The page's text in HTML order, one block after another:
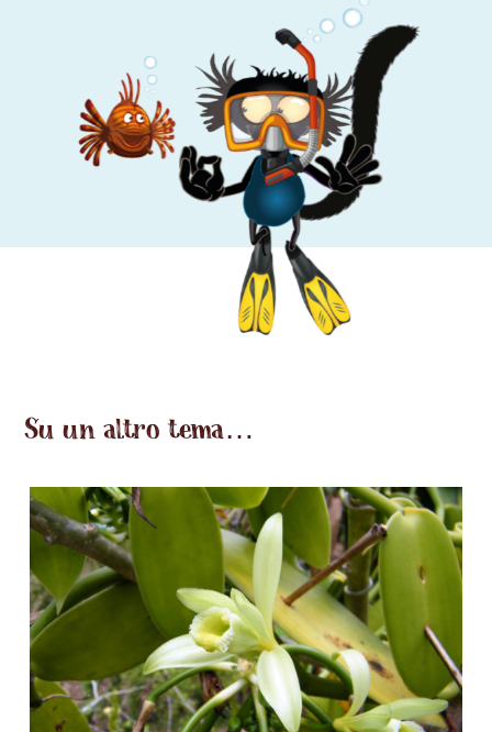
Su un altro tema…